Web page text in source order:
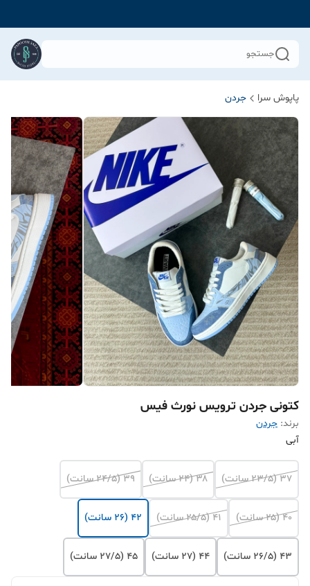
جستجو
پاپوش سرا جردن
کتونی جردن ترویس نورث فیس
برند: جردن
آبی
۳۷ (۲۳/۵ سانت) ۳۸ (۲۴ سانت) ۳۹ (۲۴/۵ سانت)
۴۰ (۲۵ سانت) ۴۱ (۲۵/۵ سانت) ۴۲ (۲۶ سانت)
۴۳ (۲۶/۵ سانت) ۴۴ (۲۷ سانت) ۴۵ (۲۷/۵ سانت)